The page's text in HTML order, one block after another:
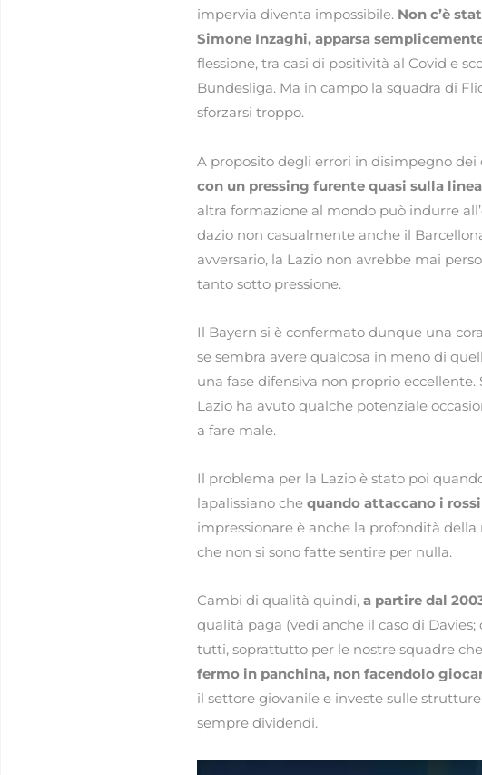
impervia diventa impossibile. Non c’è
Simone Inzaghi, apparsa
flessione, tra casi di positività al Covid e
Bundesliga. Ma in campo la squadra di
sforzarsi troppo.
A proposito degli errori in disimpegno
con un pressing furente quasi sulla
altra formazione al mondo può indurre
dazio non casualmente anche il
avversario, la Lazio non avrebbe mai
tanto sotto pressione.
Il Bayern si è confermato dunque una
se sembra avere qualcosa in meno di
una fase difensiva non proprio
Lazio ha avuto qualche potenziale
a fare male.
Il problema per la Lazio è stato poi
lapalissiano che quando attaccano i
impressionare è anche la profondità della
che non si sono fatte sentire per nulla.
Cambi di qualità quindi, a partire dal
qualità paga (vedi anche il caso di
tutti, soprattutto per le nostre squadre
fermo in panchina, non facendolo
il settore giovanile e investe sulle
sempre dividendi.